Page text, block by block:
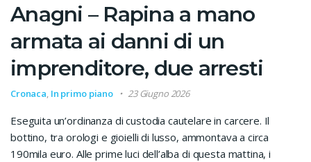
Anagni – Rapina a mano
armata ai danni di un
imprenditore, due arresti
Cronaca, In primo piano 23 Giugno 2026
Eseguita un’ordinanza di custodia cautelare in carcere. Il
bottino, tra orologi e gioielli di lusso, ammontava a circa
190mila euro. Alle prime luci dell’alba di questa mattina, i